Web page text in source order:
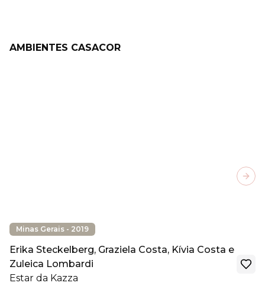
AMBIENTES CASACOR
Minas Gerais - 2019
Erika Steckelberg, Graziela Costa, Kívia Costa e
Zuleica Lombardi
Estar da Kazza